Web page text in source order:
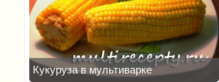
Кукуруза в мультиварке